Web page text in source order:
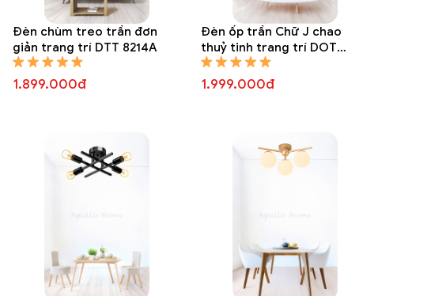
Đèn chùm treo trần đơn
giản trang trí DTT 8214A
1.899.000đ
Đèn ốp trần Chữ J chao
thuỷ tinh trang trí DOT
8105A
1.999.000đ